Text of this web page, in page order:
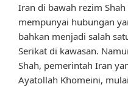
Iran di bawah rezim
mempunyai hubungan
bahkan menjadi salah
Serikat di kawasan.
Shah, pemerintah Iran
Ayatollah Khomeini,